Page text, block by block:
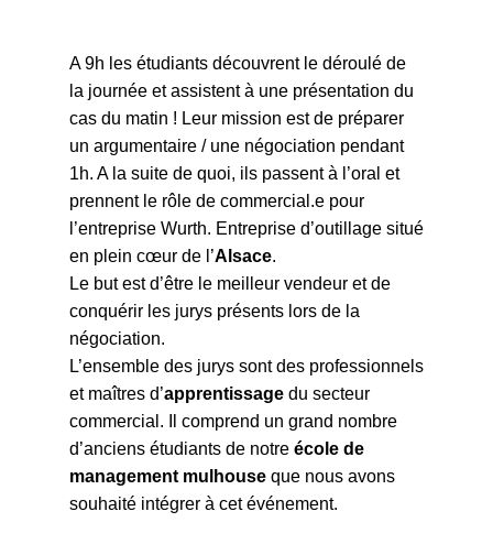
A 9h les étudiants découvrent le déroulé de
la journée et assistent à une présentation du
cas du matin ! Leur mission est de préparer
un argumentaire / une négociation pendant
1h. A la suite de quoi, ils passent à l’oral et
prennent le rôle de commercial.e pour
l’entreprise Wurth. Entreprise d’outillage situé
en plein cœur de l’Alsace.
Le but est d’être le meilleur vendeur et de
conquérir les jurys présents lors de la
négociation.
L’ensemble des jurys sont des professionnels
et maîtres d’apprentissagedu secteur
commercial. Il comprend un grand nombre
d’anciens étudiants de notre école de
management mulhouseque nous avons
souhaité intégrer à cet événement.